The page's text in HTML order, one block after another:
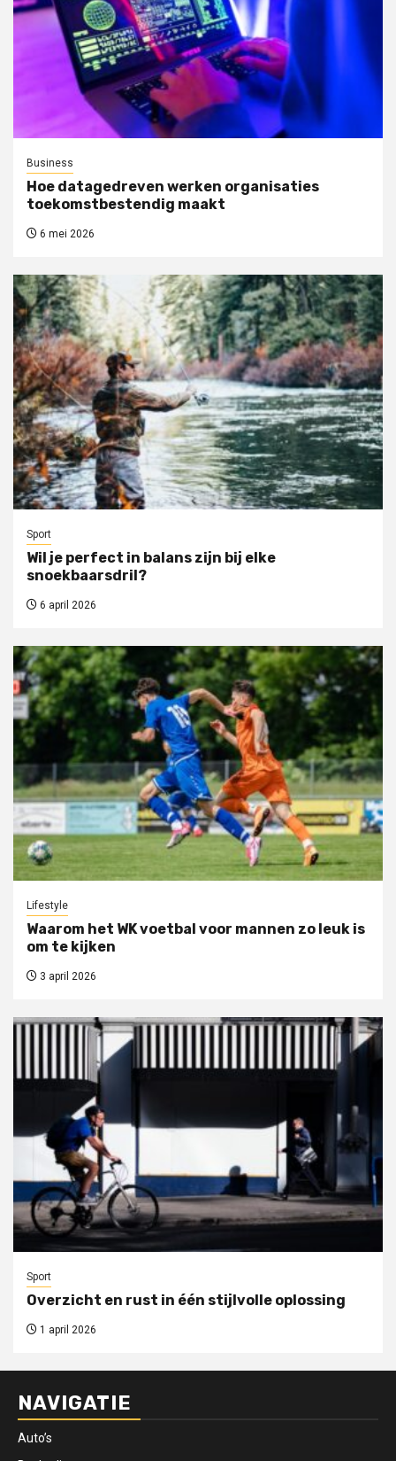
Business
Hoe datagedreven werken organisaties
toekomstbestendig maakt
6 mei 2026
Sport
Wil je perfect in balans zijn bij elke
snoekbaarsdril?
6 april 2026
Lifestyle
Waarom het WK voetbal voor mannen zo leuk is
om te kijken
3 april 2026
Sport
Overzicht en rust in één stijlvolle oplossing
1 april 2026
NAVIGATIE
Auto’s